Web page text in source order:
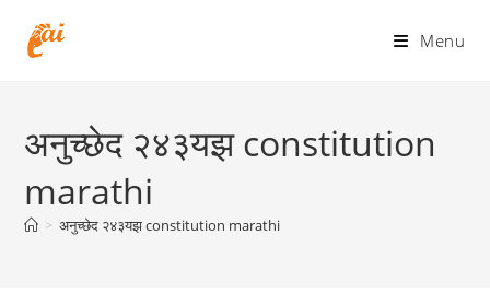
Menu
अनुच्छेद २४३यझ constitution
marathi
> अनुच्छेद २४३यझ constitution marathi